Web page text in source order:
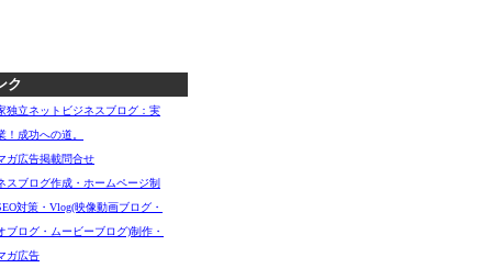
ク
独立ネットビジネスブログ：実
！成功への道。
ガ広告掲載問合せ
スブログ作成・ホームページ制
対策・Vlog(映像動画ブログ・
ブログ・ムービーブログ)制作・
ガ広告